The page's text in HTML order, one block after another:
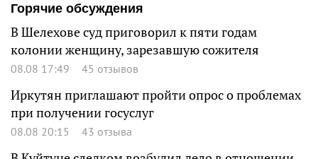
Горячие обсуждения
В Шелехове суд приговорил к пяти годам
колонии женщину, зарезавшую сожителя
08.08 17:49 45 отзывов
Иркутян приглашают пройти опрос о проблемах
при получении госуслуг
08.08 20:15 43 отзыва